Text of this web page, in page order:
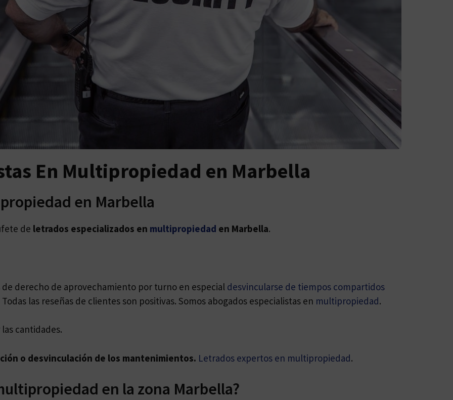
En Multipropiedad en Marbella
en Marbella
de letrados especializados en multipropiedad en Marbella.
de derecho de aprovechamiento por turno en especial desvincularse de tiempos compartidos
las reseñas de clientes son positivas. Somos abogados especialistas en multipropiedad.
cantidades.
o desvinculación de los mantenimientos. Letrados expertos en multipropiedad.
en la zona Marbella?